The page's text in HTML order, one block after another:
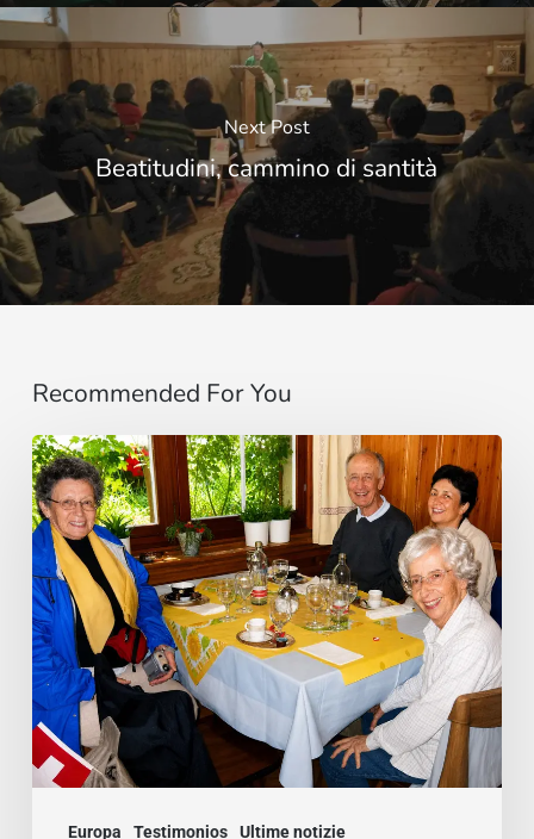
Next Post
Beatitudini, cammino di santità
Recommended For You
Europa Testimonios Ultime notizie
Cardenal
Camillo
Ruini
un
«fiel
pastor»
paseando
por
los